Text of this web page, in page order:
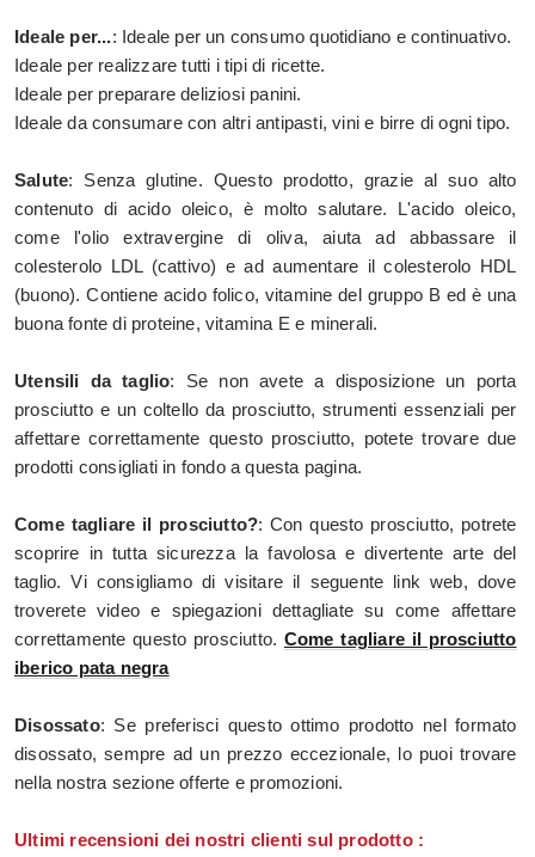
Ideale per...: Ideale per un consumo quotidiano e continuativo.
Ideale per realizzare tutti i tipi di ricette.
Ideale per preparare deliziosi panini.
Ideale da consumare con altri antipasti, vini e birre di ogni tipo.
Salute: Senza glutine. Questo prodotto, grazie al suo alto
contenuto di acido oleico, è molto salutare. L'acido oleico,
come l'olio extravergine di oliva, aiuta ad abbassare il
colesterolo LDL (cattivo) e ad aumentare il colesterolo HDL
(buono). Contiene acido folico, vitamine del gruppo B ed è una
buona fonte di proteine, vitamina E e minerali.
Utensili da taglio: Se non avete a disposizione un porta
prosciutto e un coltello da prosciutto, strumenti essenziali per
affettare correttamente questo prosciutto, potete trovare due
prodotti consigliati in fondo a questa pagina.
Come tagliare il prosciutto?: Con questo prosciutto, potrete
scoprire in tutta sicurezza la favolosa e divertente arte del
taglio. Vi consigliamo di visitare il seguente link web, dove
troverete video e spiegazioni dettagliate su come affettare
correttamente questo prosciutto. Come tagliare il prosciutto
iberico pata negra
Disossato: Se preferisci questo ottimo prodotto nel formato
disossato, sempre ad un prezzo eccezionale, lo puoi trovare
nella nostra sezione offerte e promozioni.
Ultimi recensioni dei nostri clienti sul prodotto :